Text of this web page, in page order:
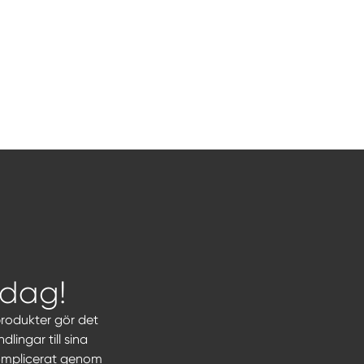
gör det
till sina
genom